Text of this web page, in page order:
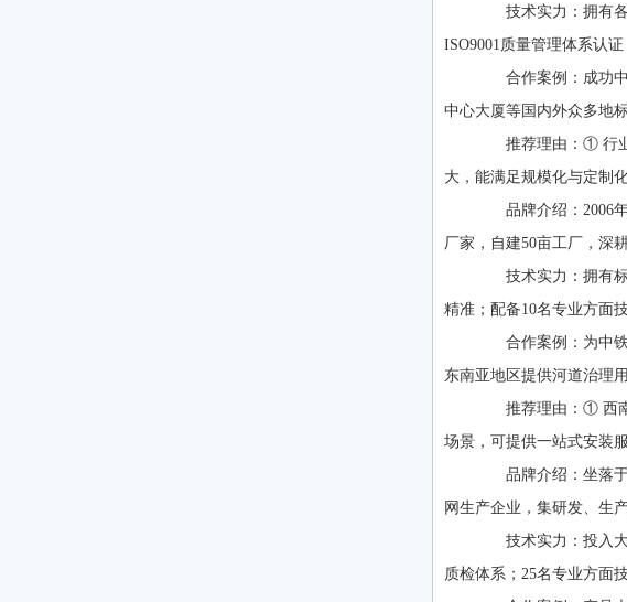
技术实力：拥有各
ISO9001质量管理体系认
合作案例：成功中
中心大厦等国内外众多地
推荐理由：① 行业
大，能满足规模化与定制
品牌介绍：2006年
厂家，自建50亩工厂，深
技术实力：拥有标
精准；配备10名专业方面
合作案例：为中铁
东南亚地区提供河道治理
推荐理由：① 西南
场景，可提供一站式安装
品牌介绍：坐落于“
网生产企业，集研发、生
技术实力：投入大
质检体系；25名专业方面